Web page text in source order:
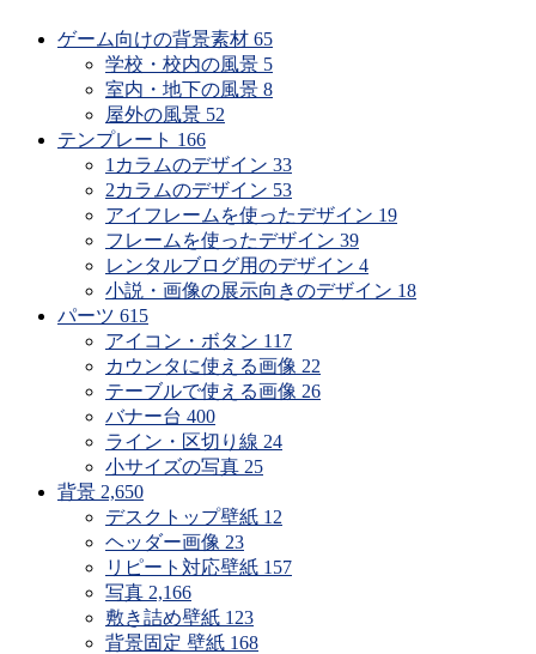
ゲーム向けの背景素材 65
学校・校内の風景 5
室内・地下の風景 8
屋外の風景 52
テンプレート 166
1カラムのデザイン 33
2カラムのデザイン 53
アイフレームを使ったデザイン 19
フレームを使ったデザイン 39
レンタルブログ用のデザイン 4
小説・画像の展示向きのデザイン 18
パーツ 615
アイコン・ボタン 117
カウンタに使える画像 22
テーブルで使える画像 26
バナー台 400
ライン・区切り線 24
小サイズの写真 25
背景 2,650
デスクトップ壁紙 12
ヘッダー画像 23
リピート対応壁紙 157
写真 2,166
敷き詰め壁紙 123
背景固定 壁紙 168